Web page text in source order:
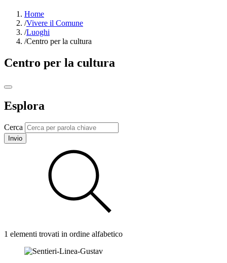
Home
/Vivere il Comune
/Luoghi
/Centro per la cultura
Centro per la cultura
Esplora
Cerca
Invio
1 elementi trovati in ordine alfabetico